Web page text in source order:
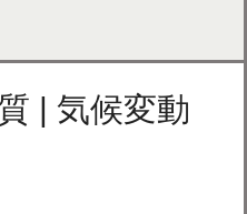
| 気候変動